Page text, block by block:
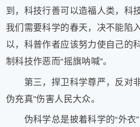
到，科技行善可以造福人类，科
我们需要科学的春天，决不能陷
以，科普作者应该努力使自己的
制科技作恶而“摇旗呐喊”。
第三，捍卫科学尊严，反对非
伪充真”伤害人民大众。
伪科学总是披着科学的“外衣”